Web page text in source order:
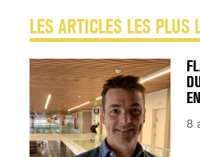
LES ARTICLES LES PLUS
8